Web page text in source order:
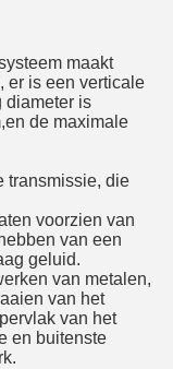
maakt
er is een verticale
diameter is
de maximale
transmissie, die
voorzien van
van een
geluid.
van metalen,
van het
van het
en buitenste